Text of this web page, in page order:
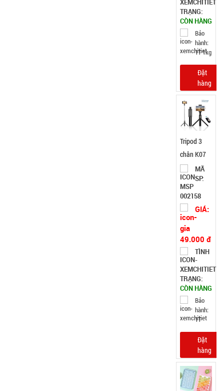
TRẠNG:
CÒN HÀNG
Bảo
hành:
1T 1kg
Đặt
hàng
Tripod 3
chân K07
MÃ
SP:
002158
GIÁ:
49.000 đ
TÌNH
TRẠNG:
CÒN HÀNG
Bảo
hành:
1T
Đặt
hàng